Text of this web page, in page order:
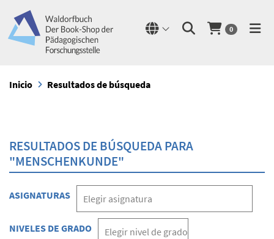
0
Inicio Resultados de búsqueda
RESULTADOS DE BÚSQUEDA PARA
"MENSCHENKUNDE"
ASIGNATURAS
NIVELES DE GRADO